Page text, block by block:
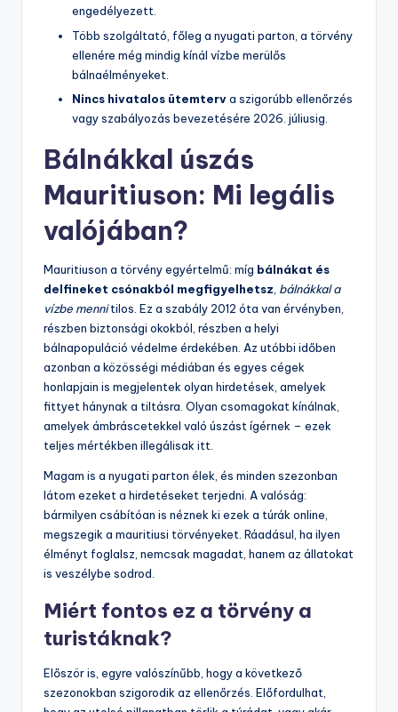
engedélyezett.
Több szolgáltató, főleg a nyugati parton, a törvény
ellenére még mindig kínál vízbe merülős
bálnaélményeket.
Nincs hivatalos ütemterva szigorúbb ellenőrzés
vagy szabályozás bevezetésére 2026. júliusig.
Bálnákkal úszás
Mauritiuson: Mi legális
valójában?
Mauritiuson a törvény egyértelmű: míg bálnákat és
delfineket csónakból megfigyelhetsz bálnákkal a
vízbe mennitilos. Ez a szabály 2012 óta van érvényben,
részben biztonsági okokból, részben a helyi
bálnapopuláció védelme érdekében. Az utóbbi időben
azonban a közösségi médiában és egyes cégek
honlapjain is megjelentek olyan hirdetések, amelyek
fittyet hánynak a tiltásra. Olyan csomagokat kínálnak,
amelyek ámbráscetekkel való úszást ígérnek – ezek
teljes mértékben illegálisak itt.
Magam is a nyugati parton élek, és minden szezonban
látom ezeket a hirdetéseket terjedni. A valóság:
bármilyen csábítóan is néznek ki ezek a túrák online,
megszegik a mauritiusi törvényeket. Ráadásul, ha ilyen
élményt foglalsz, nemcsak magadat, hanem az állatokat
is veszélybe sodrod.
Miért fontos ez a törvény a
turistáknak?
Először is, egyre valószínűbb, hogy a következő
szezonokban szigorodik az ellenőrzés. Előfordulhat,